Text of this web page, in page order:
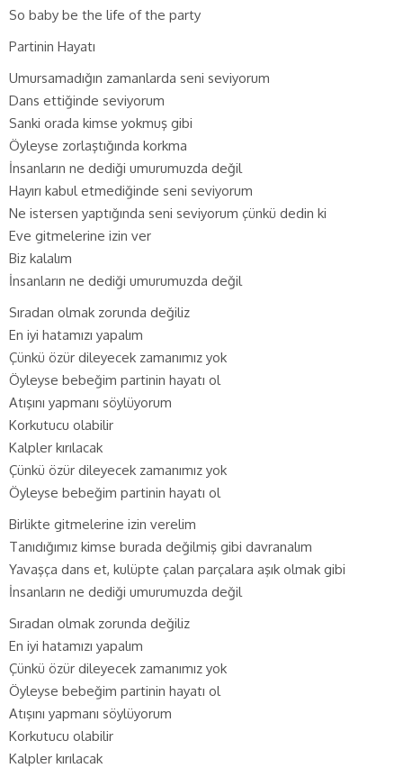
So baby be the life of the party
Partinin Hayatı
Umursamadığın zamanlarda seni seviyorum
Dans ettiğinde seviyorum
Sanki orada kimse yokmuş gibi
Öyleyse zorlaştığında korkma
İnsanların ne dediği umurumuzda değil
Hayırı kabul etmediğinde seni seviyorum
Ne istersen yaptığında seni seviyorum çünkü dedin ki
Eve gitmelerine izin ver
Biz kalalım
İnsanların ne dediği umurumuzda değil
Sıradan olmak zorunda değiliz
En iyi hatamızı yapalım
Çünkü özür dileyecek zamanımız yok
Öyleyse bebeğim partinin hayatı ol
Atışını yapmanı söylüyorum
Korkutucu olabilir
Kalpler kırılacak
Çünkü özür dileyecek zamanımız yok
Öyleyse bebeğim partinin hayatı ol
Birlikte gitmelerine izin verelim
Tanıdığımız kimse burada değilmiş gibi davranalım
Yavaşça dans et, kulüpte çalan parçalara aşık olmak gibi
İnsanların ne dediği umurumuzda değil
Sıradan olmak zorunda değiliz
En iyi hatamızı yapalım
Çünkü özür dileyecek zamanımız yok
Öyleyse bebeğim partinin hayatı ol
Atışını yapmanı söylüyorum
Korkutucu olabilir
Kalpler kırılacak